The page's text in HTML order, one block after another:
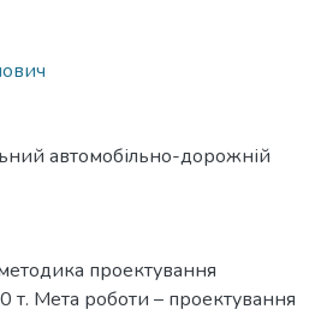
автомобільно-дорожній
проектування
т. Мета роботи – проектування